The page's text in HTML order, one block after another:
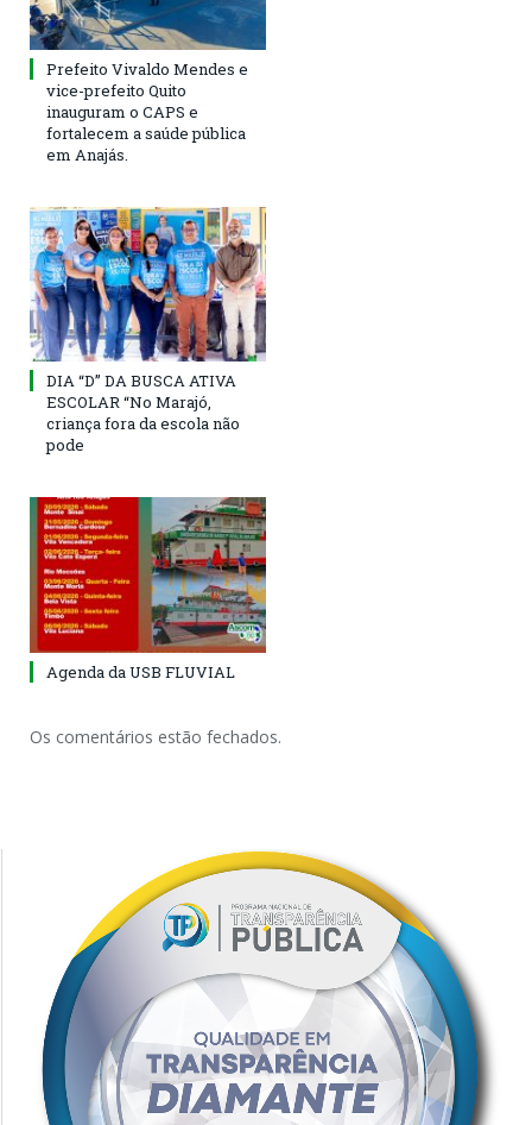
Prefeito Vivaldo Mendes e
vice-prefeito Quito
inauguram o CAPS e
fortalecem a saúde pública
em Anajás.
DIA “D” DA BUSCA ATIVA
ESCOLAR “No Marajó,
criança fora da escola não
pode
Agenda da USB FLUVIAL
Os comentários estão fechados.